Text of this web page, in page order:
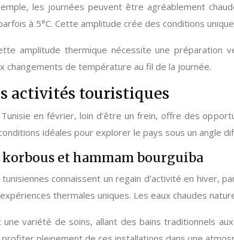
les journées peuvent être agréablement
à 5°C. Cette amplitude crée des conditions
amplitude thermique nécessite une préparation
changements de température au fil de la journée.
activités touristiques
en février, loin d’être un frein, offre des
idéales pour explorer le pays sous un angle
et hammam bourguiba
connaissent un regain d’activité en hiver,
thermales uniques. Les eaux chaudes
variété de soins, allant des bains traditionnels